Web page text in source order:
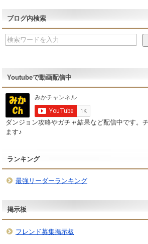
ブログ内検索
Youtubeで動画配信中
ダンジョン攻略やガチャ結果など配信中です。
ます♪
ランキング
最強リーダーランキング
掲示板
フレンド募集掲示板